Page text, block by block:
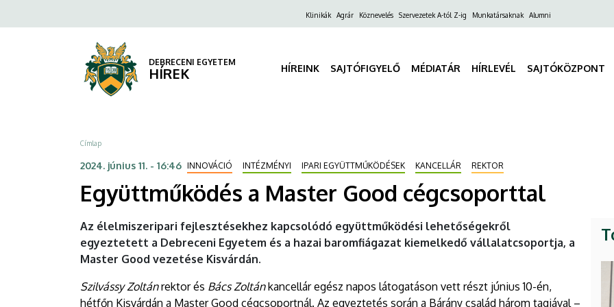
DEBRECENI
EGYETEM
a
FelsőKlinikák Agrár Köznevelés Szervezetek A-tól Z-ig Munkatársaknak Alumni
DEBRECENI EGYETEM
HÍREK HÍREINK SAJTÓFIGYELŐ MÉDIATÁR HÍRLEVÉL SAJTÓKÖZPONT
Morzsa
Címlap
2024. június 11. - 16:46 INNOVÁCIÓ INTÉZMÉNYI IPARI EGYÜTTMŰKÖDÉSEK KANCELLÁR REKTOR
Együttműködés a Master Good cégcsoporttal
Az élelmiszeripari fejlesztésekhez kapcsolódó együttműködési lehetőségekről
egyeztetett a Debreceni Egyetem és a hazai baromfiágazat kiemelkedő vállalatcsoportja, a
Master Good vezetése Kisvárdán.
Szilvássy Zoltánrektor és Bács Zoltánkancellár egész napos látogatáson vett részt június 10-én,
hétfőn Kisvárdán a Master Good cégcsoportnál. Az egyeztetés során a Bárány család három tagjával –